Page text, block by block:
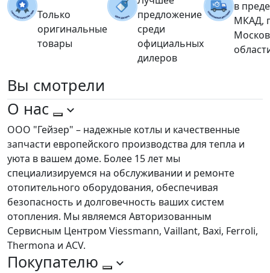
Только
оригинальные
товары
предложение
среди
официальных
дилеров
в
МКАД,
Вы смотрели
О нас
ООО "Гейзер" – надежные котлы и качественные
запчасти европейского производства для тепла и
уюта в вашем доме. Более 15 лет мы
специализируемся на обслуживании и ремонте
отопительного оборудования, обеспечивая
безопасность и долговечность ваших систем
отопления. Мы являемся Авторизованным
Сервисным Центром Viessmann, Vaillant, Baxi, Ferroli,
Thermona и ACV.
Покупателю